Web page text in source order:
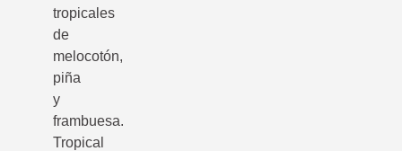
tropicales
de
melocotón,
piña
y
frambuesa.
Tropical